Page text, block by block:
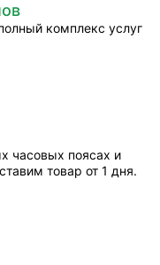
комплекс услуг
часовых поясах и
товар от 1 дня.